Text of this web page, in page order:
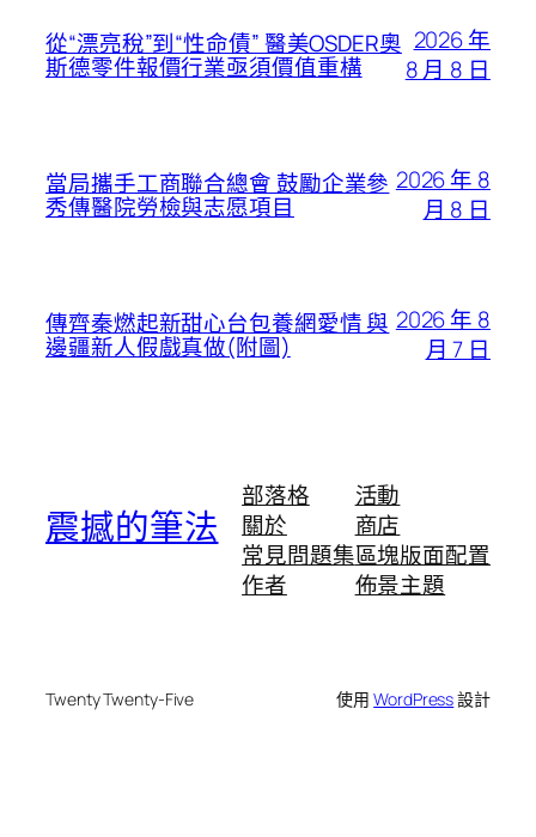
從“漂亮稅”到“性命債” 醫美OSDER奧
斯德零件報價行業亟須價值重構
2026 年
8 月 8 日
當局攜手工商聯合總會 鼓勵企業參
秀傳醫院勞檢與志愿項目
2026 年 8
月 8 日
傳齊秦燃起新甜心台包養網愛情 與
邊疆新人假戲真做(附圖)
2026 年 8
月 7 日
震撼的筆法
部落格
關於
常見問題集
作者
活動
商店
區塊版面配置
佈景主題
Twenty Twenty-Five 使用WordPress設計